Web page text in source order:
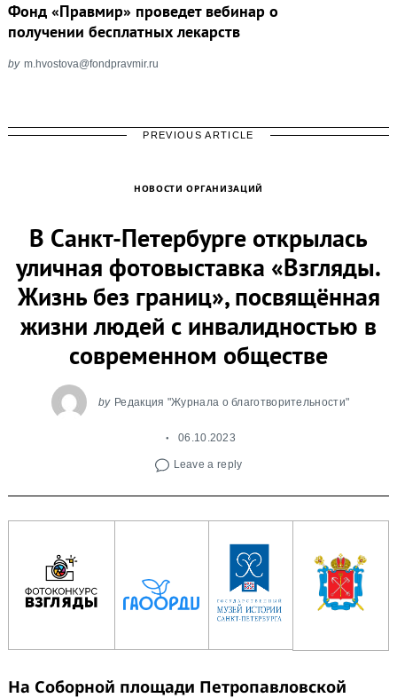
Фонд «Правмир» проведет вебинар о
получении бесплатных лекарств
by m.hvostova@fondpravmir.ru
PREVIOUS ARTICLE
НОВОСТИ ОРГАНИЗАЦИЙ
В Санкт-Петербурге открылась
уличная фотовыставка «Взгляды.
Жизнь без границ», посвящённая
жизни людей с инвалидностью в
современном обществе
by Редакция "Журнала о благотворительности"
06.10.2023
Leave a reply
На Соборной площади Петропавловской